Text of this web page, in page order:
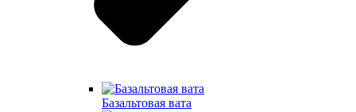
Базальтовая вата